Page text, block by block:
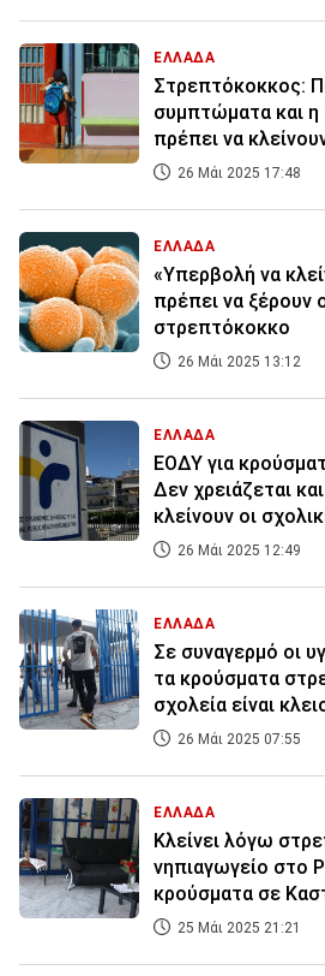
ΕΛΛΑΔΑ
Στρεπτόκοκκος:
συμπτώματα και
πρέπει να
26 Μάι 2025 17:48
ΕΛΛΑΔΑ
«Υπερβολή να
πρέπει να ξέρουν
στρεπτόκοκκο
26 Μάι 2025 13:12
ΕΛΛΑΔΑ
ΕΟΔΥ για
Δεν χρειάζεται
κλείνουν οι
26 Μάι 2025 12:49
ΕΛΛΑΔΑ
Σε συναγερμό οι
τα κρούσματα
σχολεία είναι
26 Μάι 2025 07:55
ΕΛΛΑΔΑ
Κλείνει λόγω
νηπιαγωγείο στο
κρούσματα σε
25 Μάι 2025 21:21